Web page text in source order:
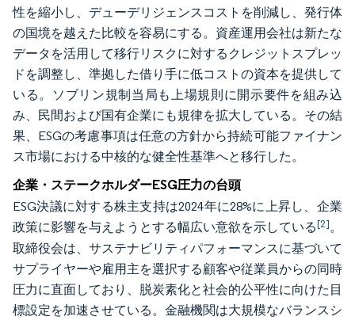
性を縮小し、デューデリジェンスコストを削減し、発行体
の国境を越えた比較を容易にする。資産運用会社は新たな
データを活用して移行リスクに対するクレジットスプレッ
ドを調整し、準拠した借り手に低コストの資本を提供して
いる。ソブリン規制当局も上場規則に開示要件を組み込
み、民間および国有企業にも規律を拡大している。その結
果、ESGの考慮事項は任意の方針から持続可能ファイナン
ス市場における中核的な健全性基準へと移行した。
企業・ステークホルダーESG圧力の台頭
ESG決議に対する株主支持は2024年に28%に上昇し、企業
政策に影響を与えようとする幅広い意欲を示している[2]。
取締役会は、サステナビリティパフォーマンスに基づいて
サプライヤーや雇用主を選択する顧客や従業員からの同時
圧力に直面しており、脱炭素化と社会的公平性に向けた目
標設定を加速させている。金融機関は大規模なバランスシ